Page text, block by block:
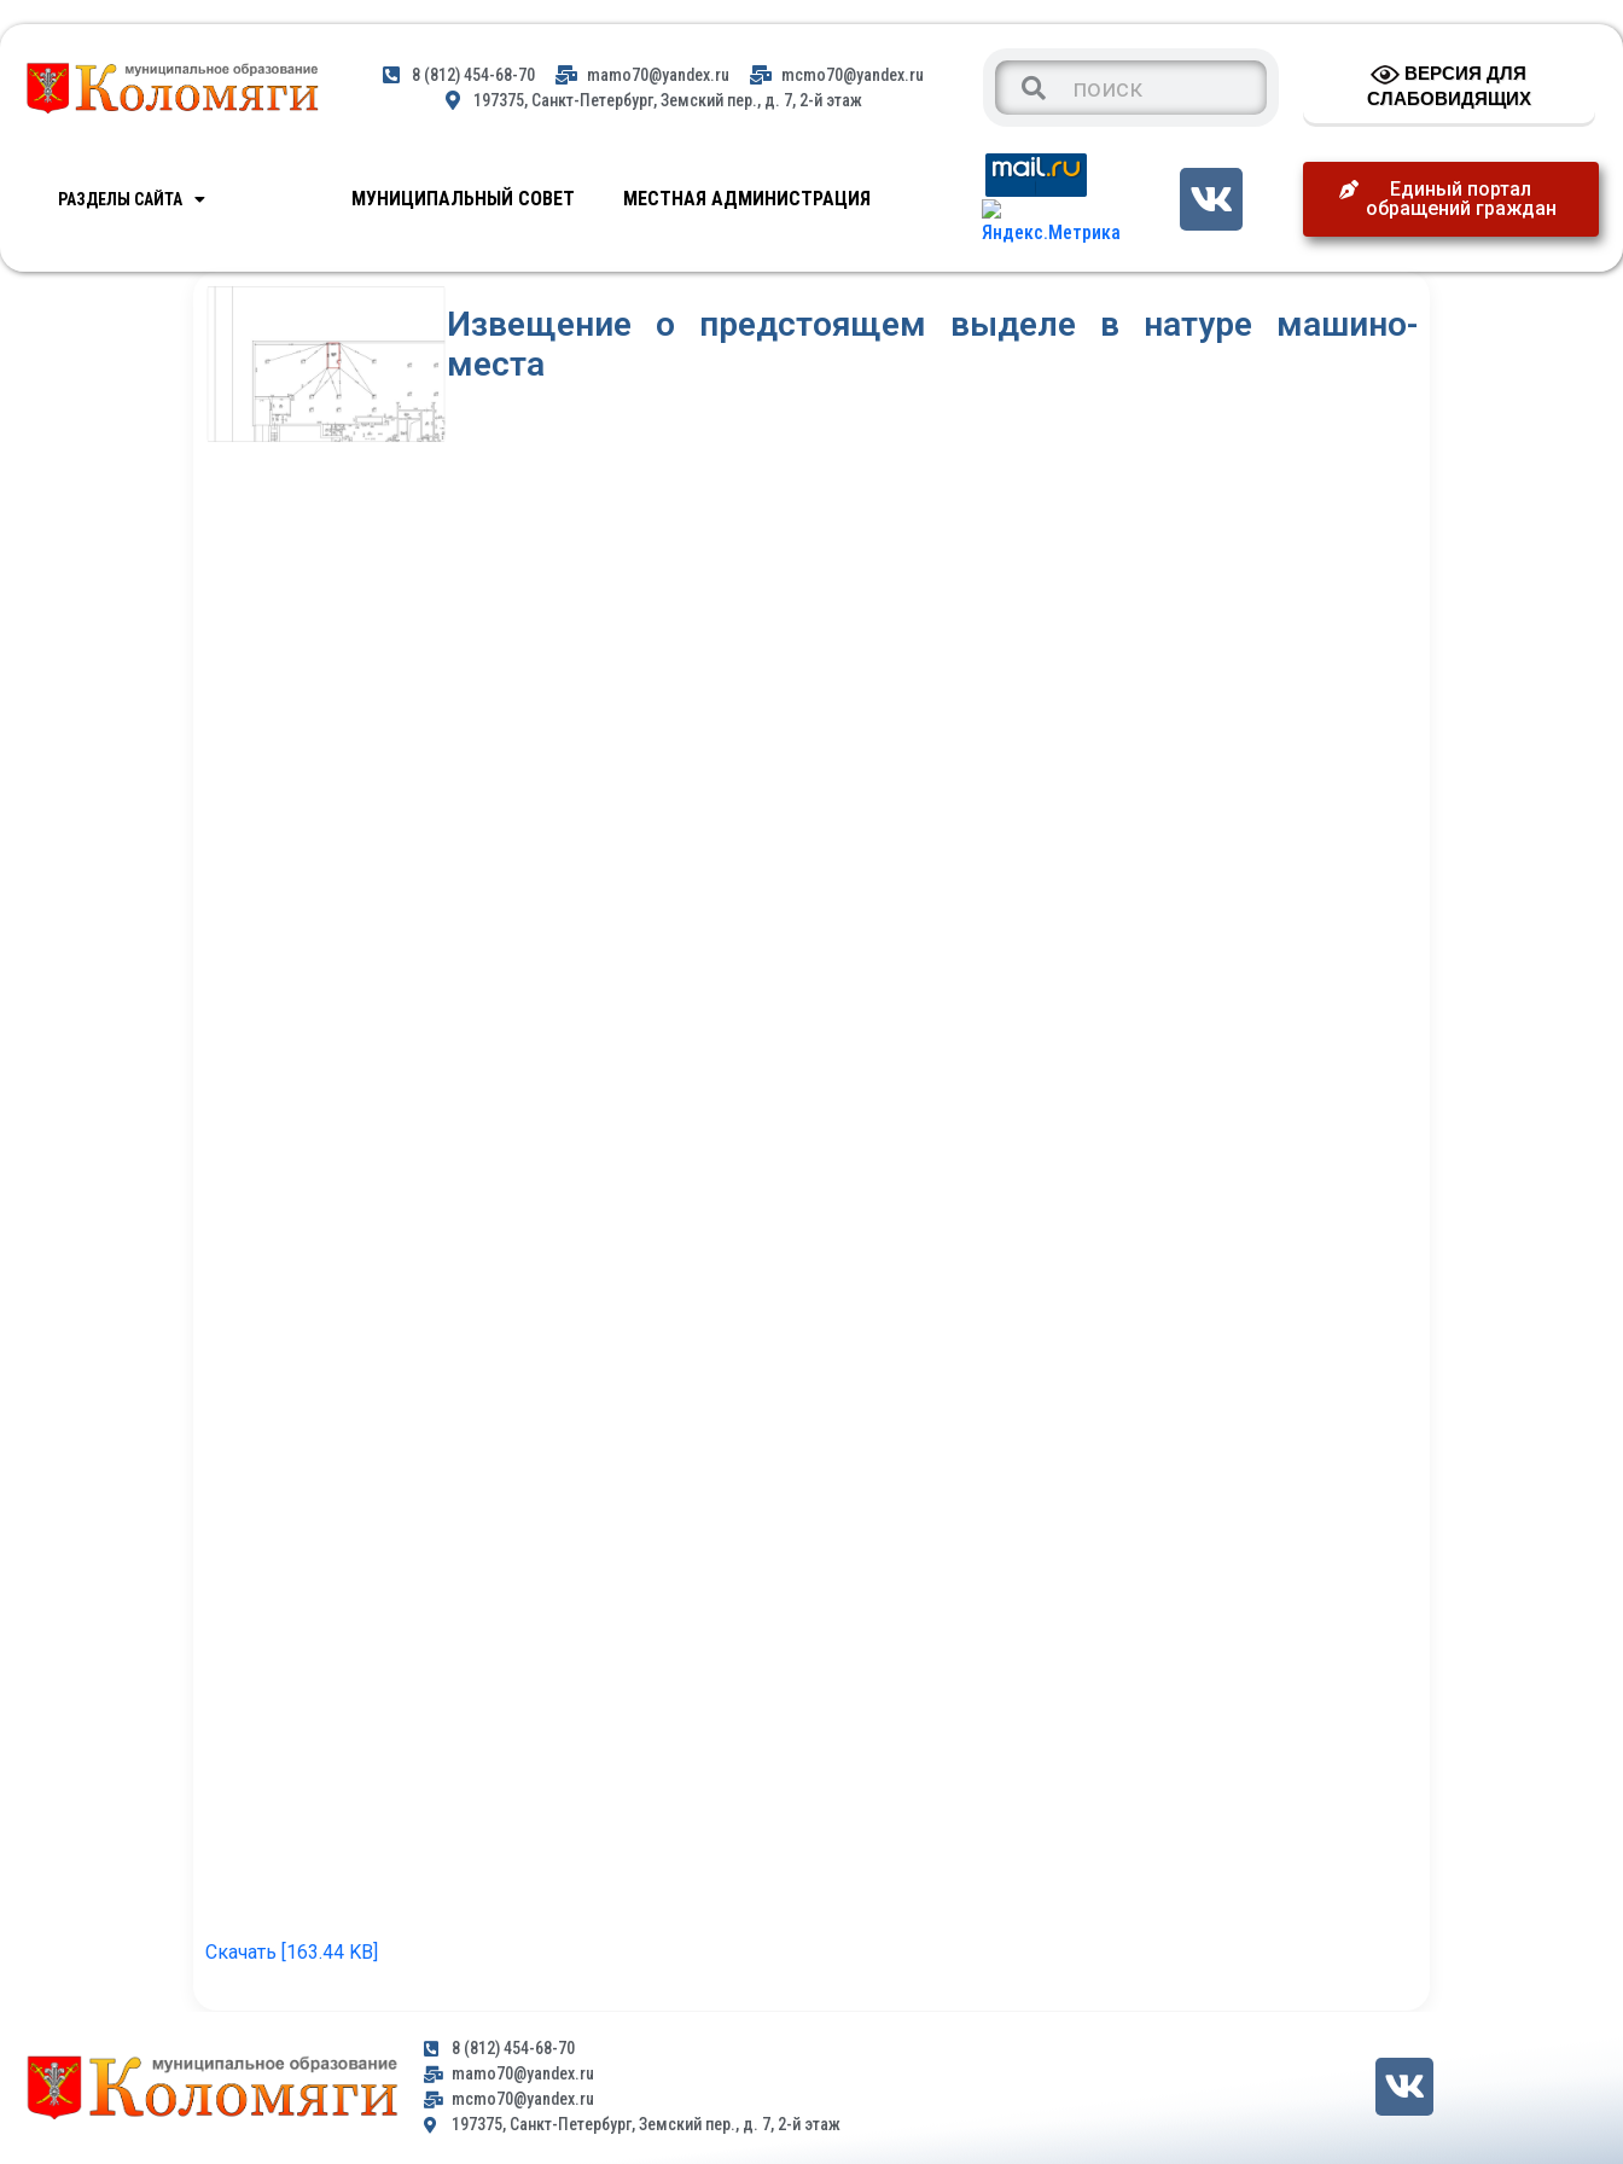
8 (812) 454-68-70 mamo70@yandex.ru
mcmo70@yandex.ru
197375, Санкт-Петербург, Земский пер., д. 7, 2-й этаж
ВЕРСИЯ ДЛЯ
СЛАБОВИДЯЩИХ
РАЗДЕЛЫ САЙТА МУНИЦИПАЛЬНЫЙ СОВЕТ МЕСТНАЯ АДМИНИСТРАЦИЯ
Единый портал
обращений граждан
Извещение о предстоящем выделе в натуре машино-
места
Скачать [163.44 KB]
8 (812) 454-68-70
mamo70@yandex.ru
mcmo70@yandex.ru
197375, Санкт-Петербург, Земский пер., д. 7, 2-й этаж